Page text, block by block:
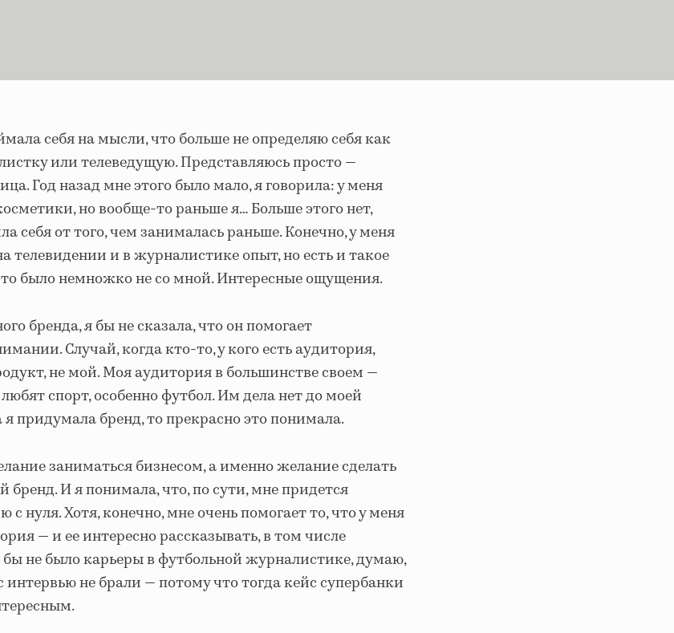
себя на мысли, что больше не определяю себя как
или телеведущую. Представляюсь просто —
Год назад мне этого было мало, я говорила: у меня
но вообще-то раньше я… Больше этого нет,
себя от того, чем занималась раньше. Конечно, у меня
телевидении и в журналистике опыт, но есть и такое
было немножко не со мной. Интересные ощущения.
бренда, я бы не сказала, что он помогает
Случай, когда кто-то, у кого есть аудитория,
не мой. Моя аудитория в большинстве своем —
спорт, особенно футбол. Им дела нет до моей
придумала бренд, то прекрасно это понимала.
заниматься бизнесом, а именно желание сделать
бренд. И я понимала, что, по сути, мне придется
с нуля. Хотя, конечно, мне очень помогает то, что у меня
— и ее интересно рассказывать, в том числе
не было карьеры в футбольной журналистике, думаю,
не брали — потому что тогда кейс супербанки